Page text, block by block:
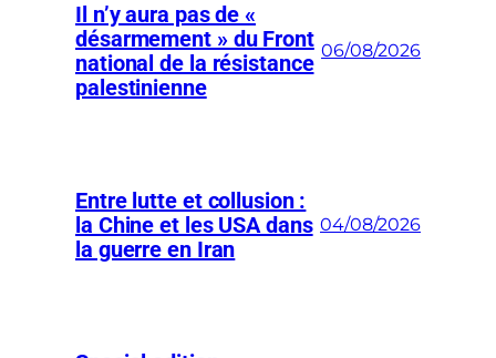
Il n’y aura pas de «
désarmement » du Front
national de la résistance
palestinienne
06/08/2026
Entre lutte et collusion :
la Chine et les USA dans
la guerre en Iran
04/08/2026